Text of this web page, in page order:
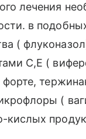
лечения
в
(
С,Е (
(
кислых